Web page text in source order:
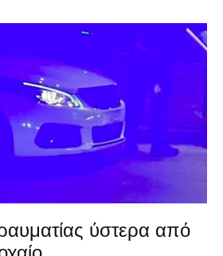
ύστερα από